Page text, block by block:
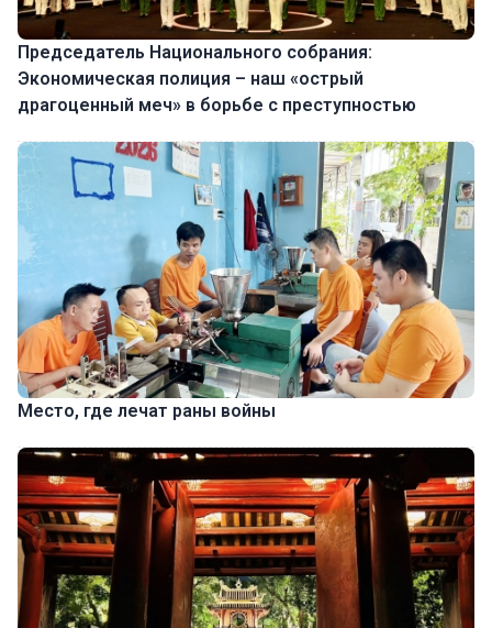
Председатель Национального собрания:
Экономическая полиция – наш «острый
драгоценный меч» в борьбе с преступностью
Место, где лечат раны войны